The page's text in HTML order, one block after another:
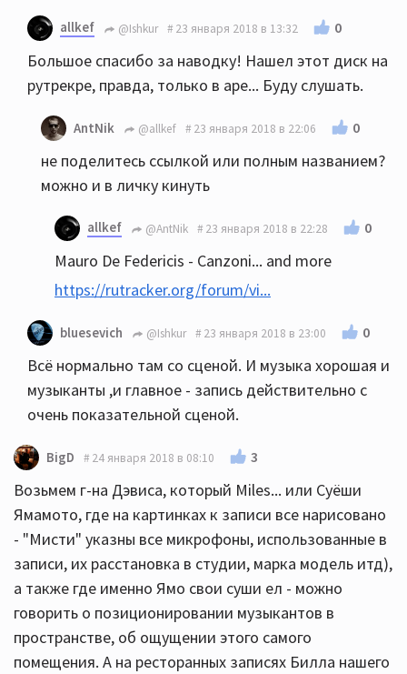
allkef @Ishkur 23 января 2018 в 13:32 0
Большое спасибо за наводку! Нашел этот диск на
рутрекре, правда, только в ape... Буду слушать.
AntNik @allkef 23 января 2018 в 22:06 0
не поделитесь ссылкой или полным названием?
можно и в личку кинуть
allkef @AntNik 23 января 2018 в 22:28 0
Mauro De Federicis - Canzoni... and more
https://rutracker.org/forum/vi...
bluesevich @Ishkur 23 января 2018 в 23:00 0
Всё нормально там со сценой. И музыка хорошая и
музыканты ,и главное - запись действительно с
очень показательной сценой.
BigD 24 января 2018 в 08:10 3
Возьмем г-на Дэвиса, который Miles... или Суёши
Ямамото, где на картинках к записи все нарисовано
- "Мисти" указны все микрофоны, использованные в
записи, их расстановка в студии, марка модель итд),
а также где именно Ямо свои суши ел - можно
говорить о позиционировании музыкантов в
пространстве, об ощущении этого самого
помещения. А на ресторанных записях Билла нашего